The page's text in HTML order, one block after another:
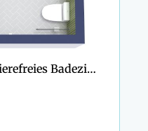
Grundriss für ein barrierefreies Badezimmer